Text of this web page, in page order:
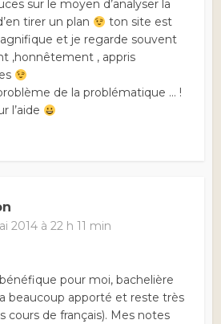
sur le moyen d’analyser la
tirer un plan
ton site est
et je regarde souvent
,honnêtement , appris
de la problématique … !
l’aide
2014 à 22 h 11 min
pour moi, bachelière
beaucoup apporté et reste très
cours de français). Mes notes